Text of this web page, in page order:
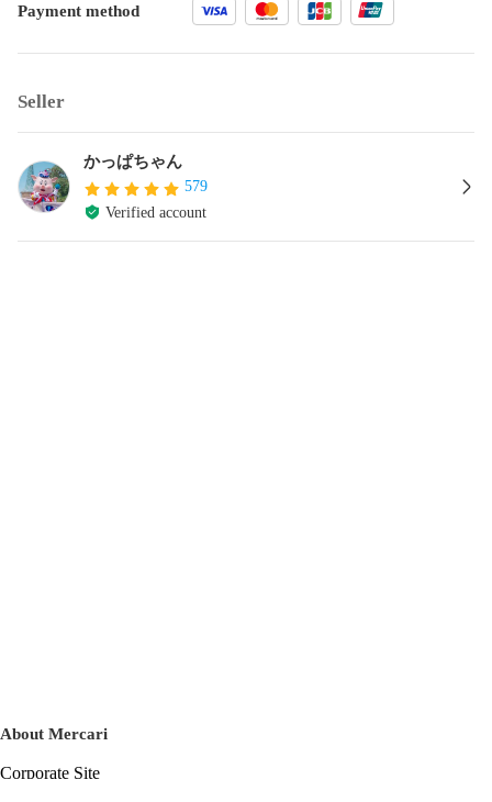
Payment method
Seller
かっぱちゃん
579
Verified account
About Mercari
Corporate Site